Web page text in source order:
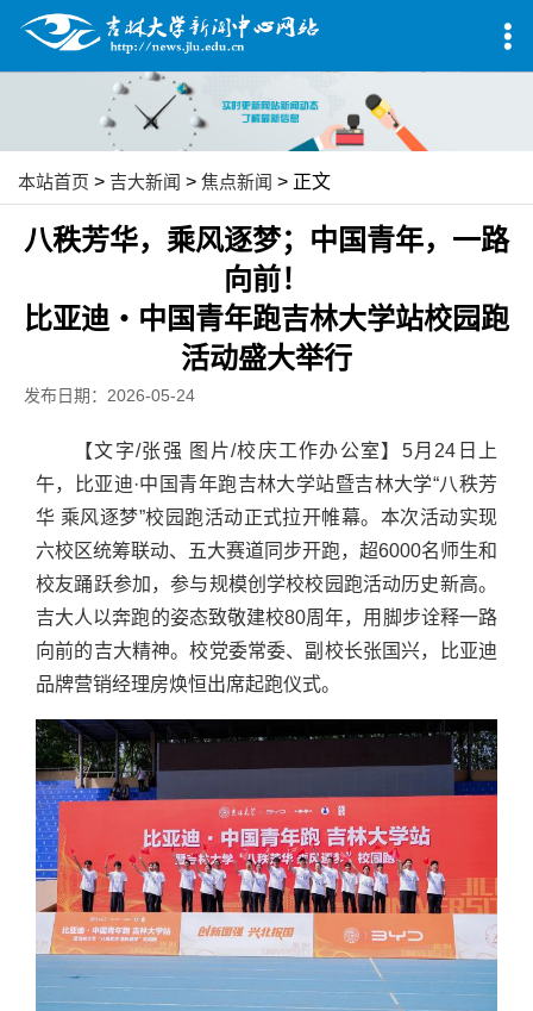
本站首页 > 吉大新闻 > 焦点新闻 > 正文
八秩芳华，乘风逐梦；中国青年，一路
向前！
比亚迪・中国青年跑吉林大学站校园跑
活动盛大举行
发布日期：2026-05-24
【文字/张强 图片/校庆工作办公室】5月24日上
午，比亚迪·中国青年跑吉林大学站暨吉林大学“八秩芳
华 乘风逐梦”校园跑活动正式拉开帷幕。本次活动实现
六校区统筹联动、五大赛道同步开跑，超6000名师生和
校友踊跃参加，参与规模创学校校园跑活动历史新高。
吉大人以奔跑的姿态致敬建校80周年，用脚步诠释一路
向前的吉大精神。校党委常委、副校长张国兴，比亚迪
品牌营销经理房焕恒出席起跑仪式。